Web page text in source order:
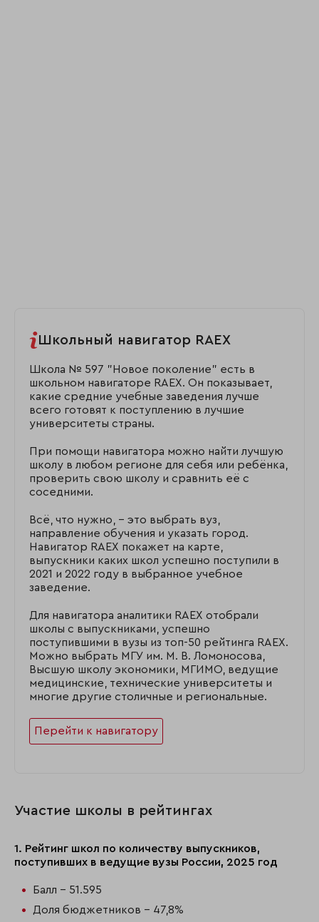
Школьный навигатор RAEX
Школа № 597 "Новое поколение" есть в
школьном навигаторе RAEX. Он показывает,
какие средние учебные заведения лучше
всего готовят к поступлению в лучшие
университеты страны.
При помощи навигатора можно найти лучшую
школу в любом регионе для себя или ребёнка,
проверить свою школу и сравнить её с
соседними.
Всё, что нужно, – это выбрать вуз,
направление обучения и указать город.
Навигатор RAEX покажет на карте,
выпускники каких школ успешно поступили в
2021 и 2022 году в выбранное учебное
заведение.
Для навигатора аналитики RAEX отобрали
школы с выпускниками, успешно
поступившими в вузы из топ-50 рейтинга RAEX.
Можно выбрать МГУ им. М. В. Ломоносова,
Высшую школу экономики, МГИМО, ведущие
медицинские, технические университеты и
многие другие столичные и региональные.
Перейти к навигатору
Участие школы в рейтингах
1. Рейтинг школ по количеству выпускников,
поступивших в ведущие вузы России, 2025 год
Балл - 51.595
Доля бюджетников - 47,8%